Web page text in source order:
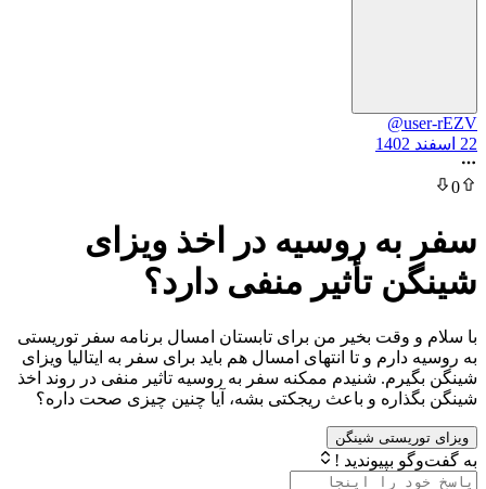
روسیه در اخذ ویزای
تأثیر منفی دارد؟
بخیر من برای تابستان امسال برنامه سفر توریستی
و تا انتهای امسال هم باید برای سفر به ایتالیا ویزای
شنیدم ممکنه سفر به روسیه تاثیر منفی در روند اخذ
و باعث ریجکتی بشه، آیا چنین چیزی صحت داره؟
شینگن
!